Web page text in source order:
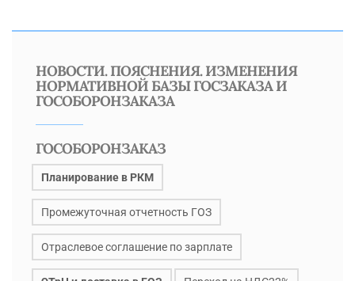
НОВОСТИ. ПОЯСНЕНИЯ. ИЗМЕНЕНИЯ
НОРМАТИВНОЙ БАЗЫ ГОСЗАКАЗА И
ГОСОБОРОНЗАКАЗА
ГОСОБОРОНЗАКАЗ
Планирование в РКМ
Промежуточная отчетность ГОЗ
Отраслевое соглашение по зарплате